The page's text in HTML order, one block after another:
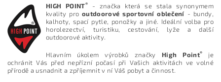
HIGH POINT®- značka která se stala synonymem
kvality prooutdoorové sportovní oblečení - bundy,
kalhoty, spací pytle, ponožky a jiné. Ideální volba pro
horolezectví, turistiku, cestování, lyže a další
outdoorové aktivity.
Hlavním úkolem výrobků značky High Point®
je
ochránit Vás před nepřízní počasí při Vašich aktivitách ve volné
přírodě a usnadnit a zpříjemnit v ní Váš pobyt a činnost.